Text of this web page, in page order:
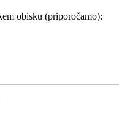
obisku (priporočamo):